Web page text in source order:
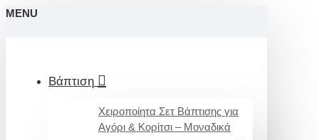
MENU
Βάπτιση
Χειροποίητα Σετ Βάπτισης για
Αγόρι & Κορίτσι – Μοναδικά